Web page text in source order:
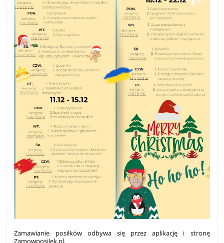
Zamawianie posiłków odbywa się przez aplikację i stronę
Zamowposilek.pl.